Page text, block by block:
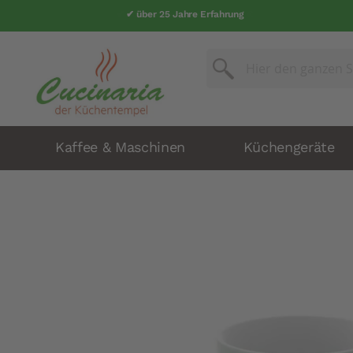
✔ über 25 Jahre Erfahrung
Suche
Kaffee & Maschinen Küchengeräte